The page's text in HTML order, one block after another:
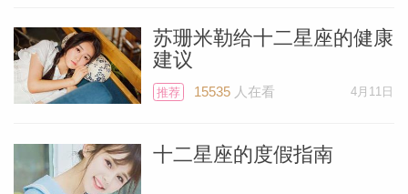
的想法可能非常超前，以至于其他人不知道
该怎么理解，所以记得要清楚地解释自己。
对你来说，现在做决定似乎比平时更容易，
的境地。奇妙的想法可能会 "突然出现"，所
以要记录下来。
苏珊米勒给十二星座的健康
建议
推荐 15535人在看 4月11日
十二星座的度假指南